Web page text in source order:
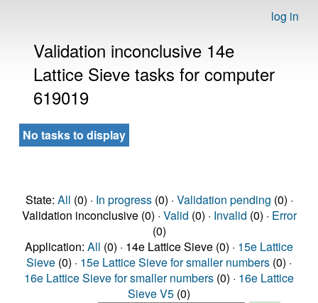
log in
Validation inconclusive 14e
Lattice Sieve tasks for computer
619019
No tasks to display
State: All (0) · In progress(0) · Validation pending (0) ·
Validation inconclusive (0) · Valid (0) · Invalid (0) · Error
(0)
Application: All (0) · 14e Lattice Sieve (0) · 15e Lattice
Sieve (0) · 15e Lattice Sieve for smaller numbers (0) ·
16e Lattice Sieve for smaller numbers (0) · 16e Lattice
Sieve V5 (0)